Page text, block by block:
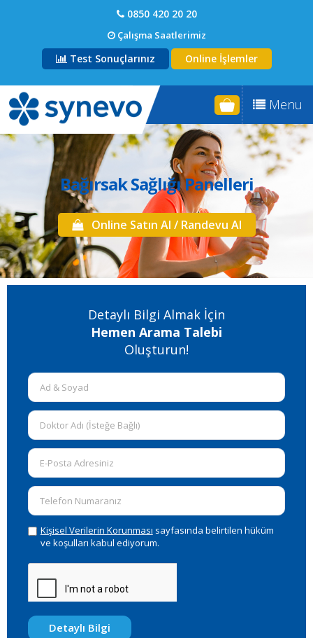
0850 420 20 20
Çalışma Saatlerimiz
Test Sonuçlarınız Online İşlemler
Menu
Bağırsak Sağlığı Panelleri
Online Satın Al / Randevu Al
Detaylı Bilgi Almak İçin
Hemen Arama Talebi
Oluşturun!
Kişisel Verilerin Korunması sayfasında belirtilen hüküm
ve koşulları kabul ediyorum.
Detaylı Bilgi